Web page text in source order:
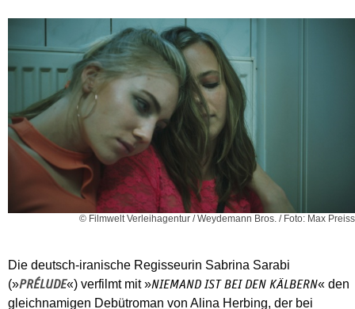
© Filmwelt Verleihagentur / Weydemann Bros. / Foto: Max Preiss
Die deutsch-iranische Regisseurin Sabrina Sarabi
(»PRÉLUDE«) verfilmt mit »NIEMAND IST BEI DEN KÄLBERN« den
gleichnamigen Debütroman von Alina Herbing, der bei